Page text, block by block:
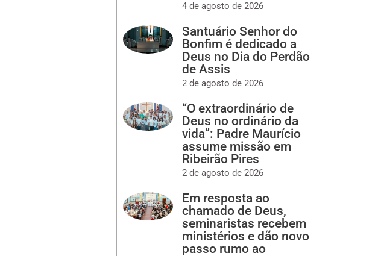
4 de agosto de 2026
Santuário Senhor do
Bonfim é dedicado a
Deus no Dia do Perdão
de Assis
2 de agosto de 2026
“O extraordinário de
Deus no ordinário da
vida”: Padre Maurício
assume missão em
Ribeirão Pires
2 de agosto de 2026
Em resposta ao
chamado de Deus,
seminaristas recebem
ministérios e dão novo
passo rumo ao